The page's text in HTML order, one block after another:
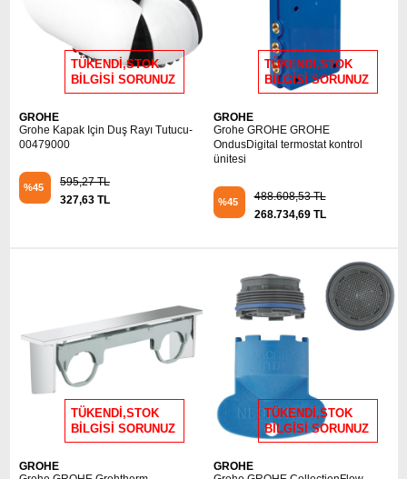
TÜKENDİ,STOK
BİLGİSİ SORUNUZ
GROHE
Grohe Kapak Için Duş Rayı Tutucu-
00479000
%45
595,27 TL
327,63 TL
TÜKENDİ,STOK
BİLGİSİ SORUNUZ
GROHE
Grohe GROHE GROHE
OndusDigital termostat kontrol
ünitesi
%45
488.608,53 TL
268.734,69 TL
TÜKENDİ,STOK
BİLGİSİ SORUNUZ
GROHE
TÜKENDİ,STOK
BİLGİSİ SORUNUZ
GROHE